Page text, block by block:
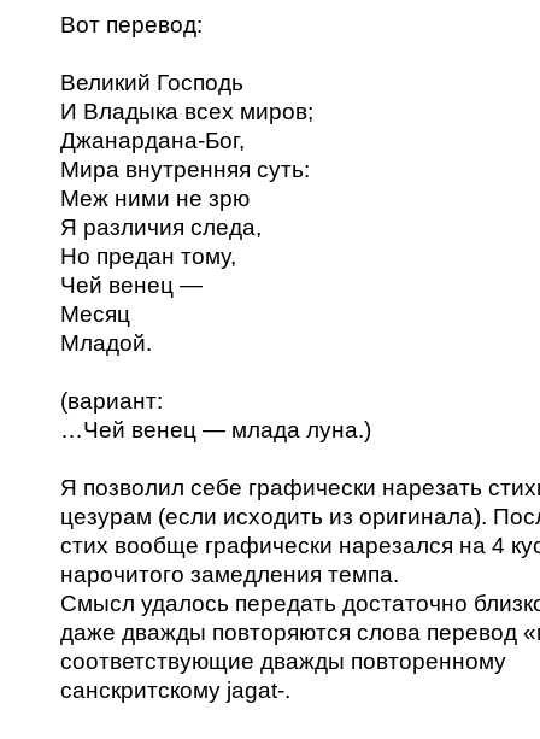
Вот перевод:
Великий Господь
И Владыка всех миров;
Джанардана-Бог,
Мира внутренняя суть:
Меж ними не зрю
Я различия следа,
Но предан тому,
Чей венец —
Месяц
Младой.
(вариант:
…Чей венец — млада луна.)
Я позволил себе графически нарезать
цезурам (если исходить из оригинала).
стих вообще графически нарезался на 4
нарочитого замедления темпа.
Смысл удалось передать достаточно
даже дважды повторяются слова перевод
соответствующие дважды повторенному
санскритскому jagat-.